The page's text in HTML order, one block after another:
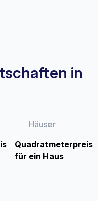
in
Häuser
Quadratmeterpreis
für ein Haus